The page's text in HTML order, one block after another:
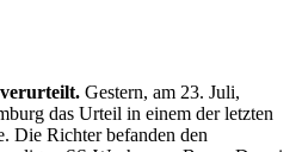
Gestern, am 23. Juli,
das Urteil in einem der letzten
Die Richter befanden den